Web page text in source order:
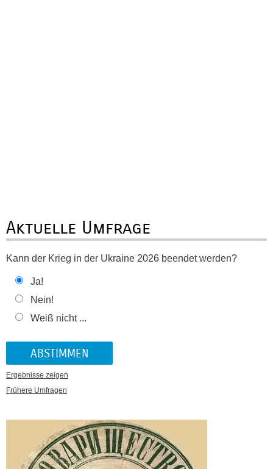
Aktuelle Umfrage
Kann der Krieg in der Ukraine 2026 beendet werden?
Ja!
Nein!
Weiß nicht ...
Ergebnisse zeigen
Frühere Umfragen